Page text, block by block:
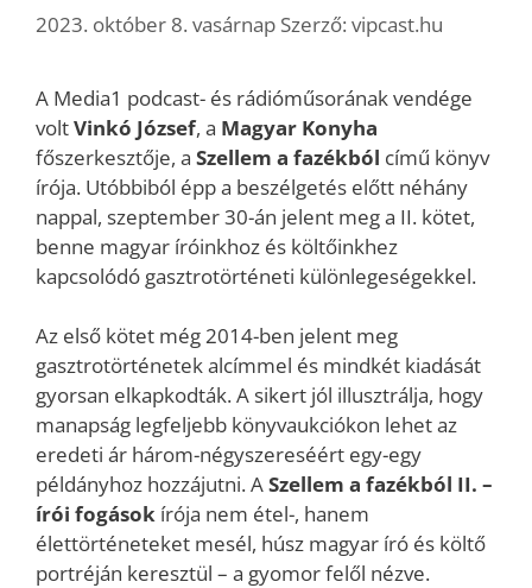
2023. október 8. vasárnap Szerző: vipcast.hu
A Media1 podcast- és rádióműsorának vendége
voltVinkó József, a Magyar Konyha
főszerkesztője, a Szellem a fazékból című könyv
írója. Utóbbiból épp a beszélgetés előtt néhány
nappal, szeptember 30-án jelent meg a II. kötet,
benne magyar íróinkhoz és költőinkhez
kapcsolódó gasztrotörténeti különlegeségekkel.
Az első kötet még 2014-ben jelent meg
gasztrotörténetek alcímmel és mindkét kiadását
gyorsan elkapkodták. A sikert jól illusztrálja, hogy
manapság legfeljebb könyvaukciókon lehet az
eredeti ár három-négyszereséért egy-egy
példányhoz hozzájutni. ASzellem a fazékból II. –
írói fogások írója nem étel-, hanem
élettörténeteket mesél, húsz magyar író és költő
portréján keresztül – a gyomor felől nézve.